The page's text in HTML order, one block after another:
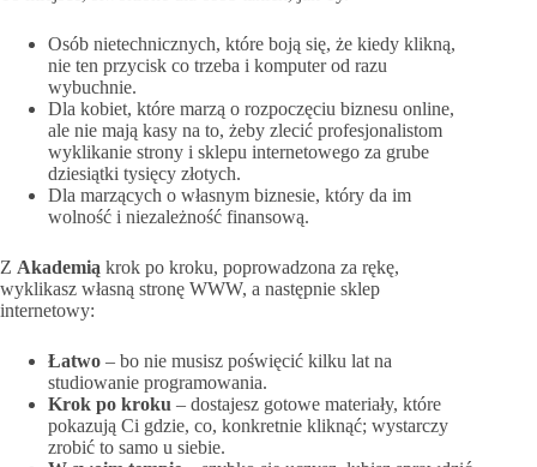
Osób nietechnicznych, które boją się, że kiedy klikną,
nie ten przycisk co trzeba i komputer od razu
wybuchnie.
Dla kobiet, które marzą o rozpoczęciu biznesu online,
ale nie mają kasy na to, żeby zlecić profesjonalistom
wyklikanie strony i sklepu internetowego za grube
dziesiątki tysięcy złotych.
Dla marzących o własnym biznesie, który da im
wolność i niezależność finansową.
Z Akademią krok po kroku, poprowadzona za rękę,
wyklikasz własną stronę WWW, a następnie sklep
internetowy:
Łatwo – bo nie musisz poświęcić kilku lat na
studiowanie programowania.
Krok po kroku – dostajesz gotowe materiały, które
pokazują Ci gdzie, co, konkretnie kliknąć; wystarczy
zrobić to samo u siebie.